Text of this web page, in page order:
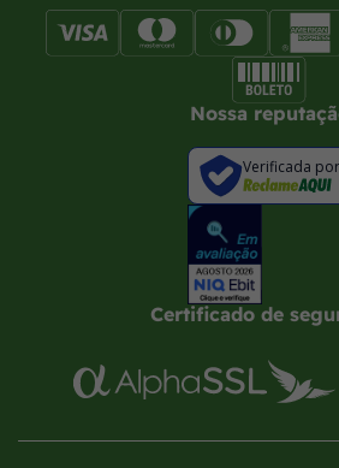
Nossa
Verificada por
Certificado de